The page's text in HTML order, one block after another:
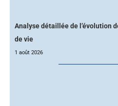
Analyse détaillée de l’évolution
de vie
1 août 2026